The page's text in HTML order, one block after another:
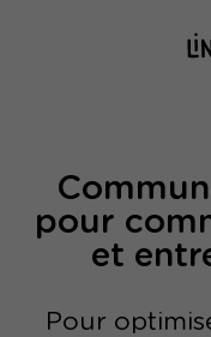
pour
et
Pour